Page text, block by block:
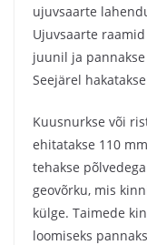
ujuvsaarte
Ujuvsaarte
juunil ja
Seejärel
Kuusnurkse või
ehitatakse 110
tehakse
geovõrku, mis
külge. Taimede
loomiseks